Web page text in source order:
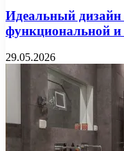
Идеальный дизайн
функциональной
29.05.2026